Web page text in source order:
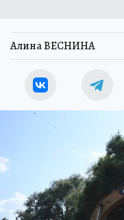
Алина ВЕСНИНА